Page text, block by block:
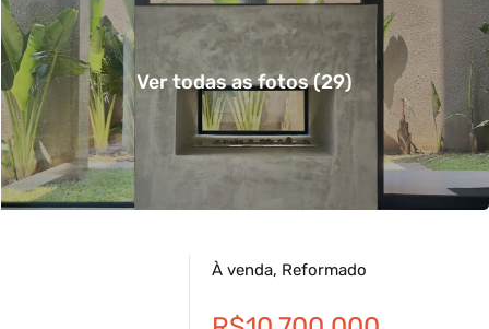
Ver todas as fotos (29)
À venda, Reformado